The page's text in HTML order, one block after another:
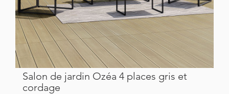
Salon de jardin Ozéa 4 places gris et
cordage